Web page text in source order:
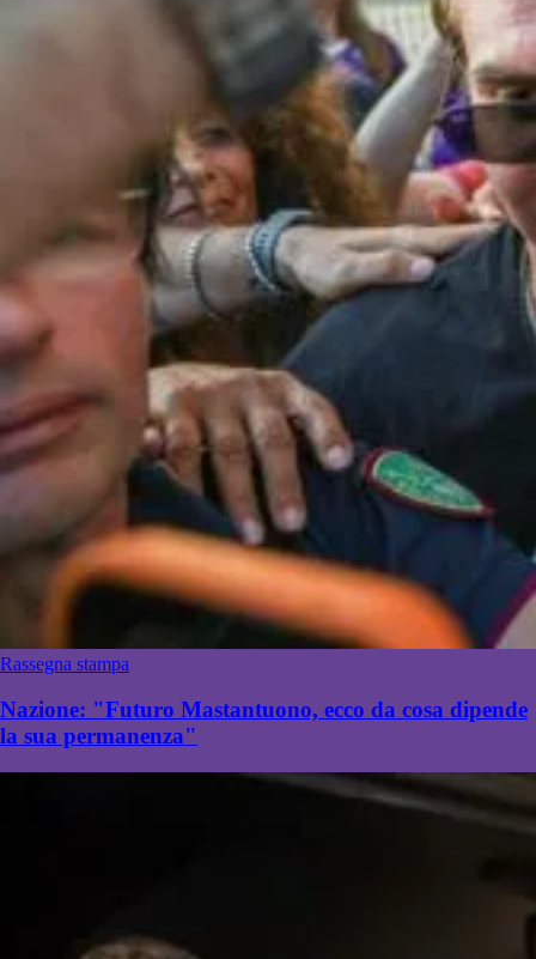
Rassegna stampa
Nazione: "Futuro Mastantuono, ecco da cosa dipende
la sua permanenza"